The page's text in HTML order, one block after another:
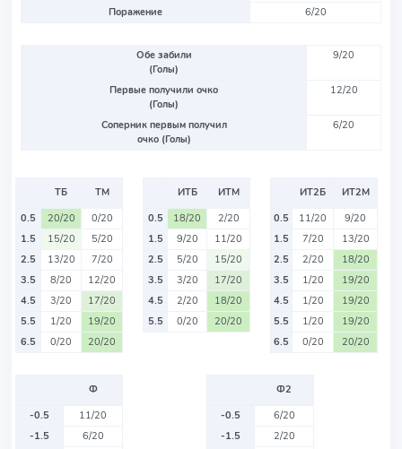
Поражение
6/20
Обе забили
(Голы)
9/20
Первые получили очко
(Голы)
12/20
Соперник первым получил
очко (Голы)
6/20
ТБ
ТМ
0.5
20/20
0/20
1.5
15/20
5/20
2.5
13/20
7/20
3.5
8/20
12/20
4.5
3/20
17/20
5.5
1/20
19/20
6.5
0/20 20/20
ИТБ
ИТМ
0.5
18/20
2/20
1.5
9/20
11/20
2.5
5/20
15/20
3.5
3/20
17/20
4.5
2/20
18/20
5.5
0/20 20/20
ИТ2Б
ИТ2М
0.5
11/20
9/20
1.5
7/20
13/20
2.5
2/20
18/20
3.5
1/20
19/20
4.5
1/20
19/20
5.5
1/20
19/20
6.5
0/20 20/20
Ф
-0.5
11/20
-1.5
6/20
Ф2
-0.5
6/20
-1.5
2/20